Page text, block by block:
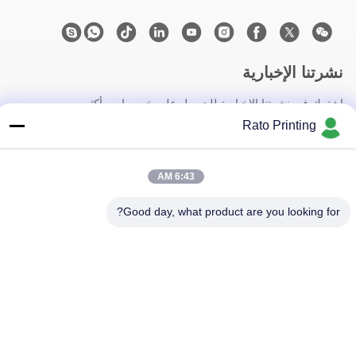
نشرتنا الإخبارية
اشترك في نشرتنا الإخبارية للحصول على خصومات وأكثر.
Rato Printing
6:43 AM
Good day, what product are you looking for?